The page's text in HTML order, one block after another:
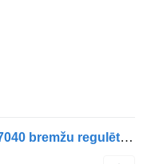
WABCO CITELIS (01.05-) 4614947040 bremžu regulētājvārsts paredzēts Irisbus Access, Evadys, Axer, Karosa, Recreo, Domino, Agora, Citelis, Eurorider (1999-) autobusa